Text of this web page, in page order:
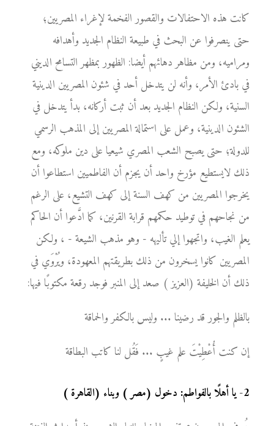
كانت هذه الاحتفالات والقصور الفخمة لإغراء المصريين؛
حتى ينصرفوا عن البحث في طبيعة النظام الجديد وأهدافه
ومراميه، ومن مظاهر دهائهم أيضا: الظهور بمظهر التسامح الديني
في بادئ الأمر، وأنه لن يتدخل أحد في شئون المصريين الدينية
السنية، ولكن النظام الجديد بعد أن ثبت أركانه، بدأ يتدخل في
الشئون الدينية، وعمل على استمالة المصريين إلى المذهب الرسمي
للدولة؛ حتى يصبح الشعب المصري شيعيا على دين ملوكه، ومع
ذلك لايستطيع مؤرخ واحد أن يجزم أن الفاطميين استطاعوا أن
يخرجوا المصريين من كهف السنة إلى كهف التشيع، على الرغم
من نجاحهم في توطيد حكمهم قرابة القرنين، كما ادَّعوا أن الحاكم
يعلم الغيب، واتجهوا إلي تأليهه - وهو مذهب الشيعة - ، ولكن
المصريين كانوا يسخرون من ذلك بطريقتهم المعهودة، ويُرْوَي في
ذلك أن الخليفة (العزيز ) صعد إلى المنبر فوجد رقعة مكتوبًا فيها:
بالظلم والجور قد رضينا ... وليس بالكفر والحماقة
إن كنت أُعْطِيْتَ علم غيبٍ ... فَقُل لنا كاتب البطاقة
2
-يا أهلًا بالفواطم: دخول (مصر ) وبناء (القاهرة )